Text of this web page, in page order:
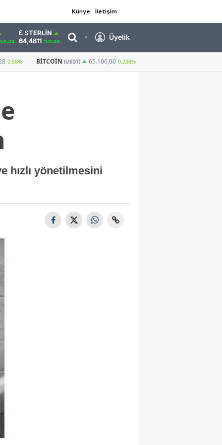
Künye İletişim
STERLIN
64,4811 %0.38 Üyelik
65.106,00 0.238% GRAM ALTIN 6.660,55 2,59%
hızlı yönetilmesini